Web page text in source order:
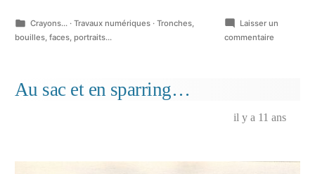
Publié
dans
Crayons... · Travaux numériques· Tronches,
bouilles, faces, portraits...
Laisser un
commentaire
Au sac et en sparring…
il y a 11 ans